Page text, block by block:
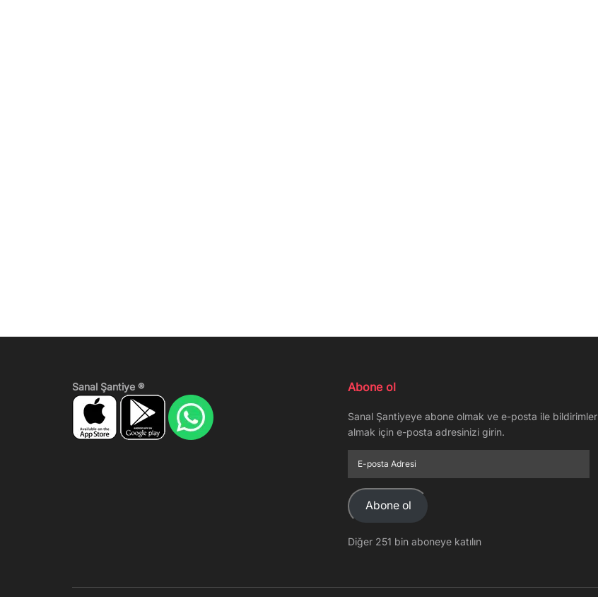
Sanal Şantiye ® Abone ol
Sanal Şantiyeye abone olmak ve e-posta ile bildirimler
almak için e-posta adresinizi girin.
posta
Adresi
Abone ol
Diğer 251 bin aboneye katılın